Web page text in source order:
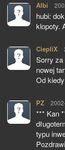
Albi
hubi:
klopoty.
CiepliX
Sorry za
nowej
Od
PZ pisze:
*** Kan
typu